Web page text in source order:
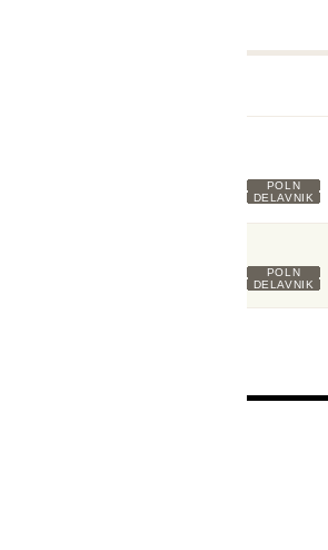
POLN
DELAVNIK
POLN
DELAVNIK